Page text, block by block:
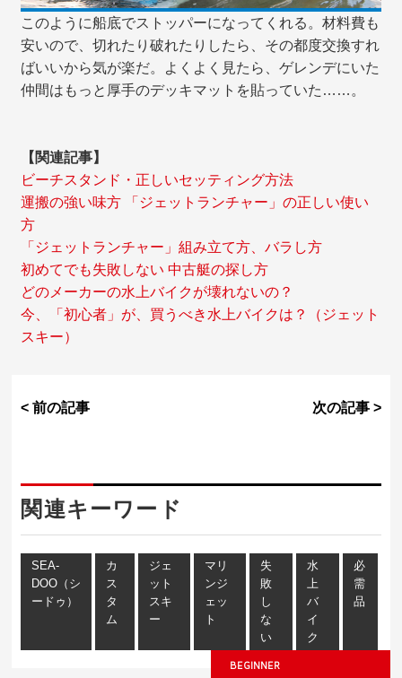
このように船底でストッパーになってくれる。材料費も
安いので、切れたり破れたりしたら、その都度交換すれ
ばいいから気が楽だ。よくよく見たら、ゲレンデにいた
仲間はもっと厚手のデッキマットを貼っていた……。
【関連記事】
ビーチスタンド・正しいセッティング方法
運搬の強い味方 「ジェットランチャー」の正しい使い
方
「ジェットランチャー」組み立て方、バラし方
初めてでも失敗しない 中古艇の探し方
どのメーカーの水上バイクが壊れないの？
今、「初心者」が、買うべき水上バイクは？（ジェット
スキー）
< 前の記事 次の記事 >
関連キーワード
SEA-
DOO（シ
ードゥ）
カ
ス
タ
ム
ジェ
ット
スキ
ー
マリ
ンジ
ェッ
ト
失
敗
し
な
い
水
上
バ
イ
ク
必
需
品
BEGINNER